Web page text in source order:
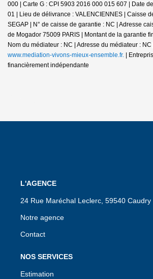
000 | Carte G : CPI 5903 2016 000 015 607 | Date
01 | Lieu de délivrance : VALENCIENNES | Caisse
SEGAP | N° de caisse de garantie : NC | Adresse
de Mogador 75009 PARIS | Montant de la garantie
Nom du médiateur : NC | Adresse du médiateur :
www.mediation-vivons-mieux-ensemble.fr.
financièrement indépendante
L'AGENCE
24 Rue Maréchal Leclerc, 59540 Caudry
Notre agence
Contact
NOS SERVICES
Estimation